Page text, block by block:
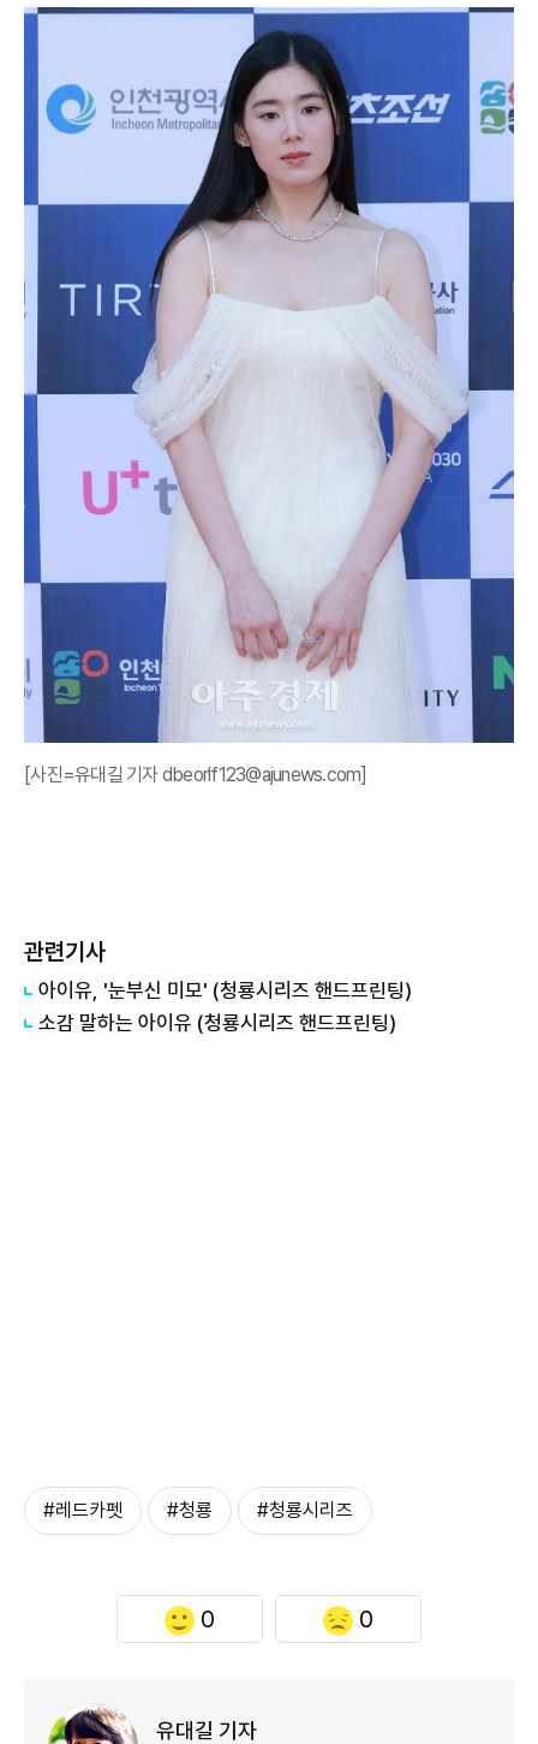
[사진=유대길 기자 dbeorlf123@ajunews.com]
관련기사
아이유, '눈부신 미모' (청룡시리즈 핸드프린팅)
소감 말하는 아이유 (청룡시리즈 핸드프린팅)
#레드카펫 #청룡 #청룡시리즈
0 0
유대길 기자